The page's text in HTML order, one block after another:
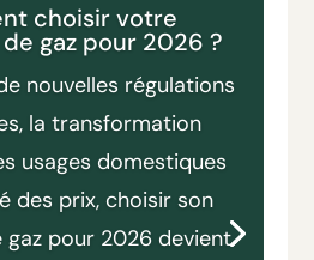
choisir votre
gaz pour 2026 ?
nouvelles régulations
la transformation
usages domestiques
des prix, choisir son
gaz pour 2026 devient